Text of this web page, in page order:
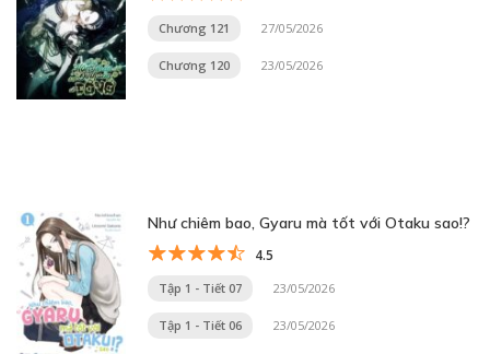
Chương 121 27/05/2026
Chương 120 23/05/2026
Như chiêm bao, Gyaru mà tốt với Otaku sao!?
4.5
Tập 1 - Tiết 07 23/05/2026
Tập 1 - Tiết 06 23/05/2026